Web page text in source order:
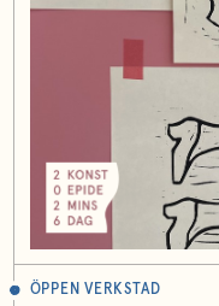
ÖPPEN VERKSTAD